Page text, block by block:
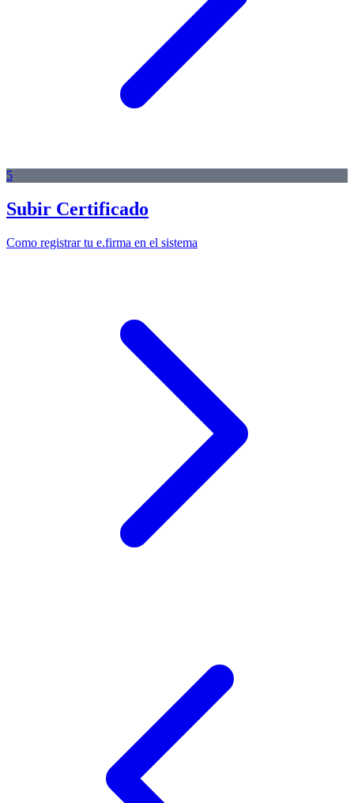
5
Subir Certificado
Como registrar tu e.firma en el sistema